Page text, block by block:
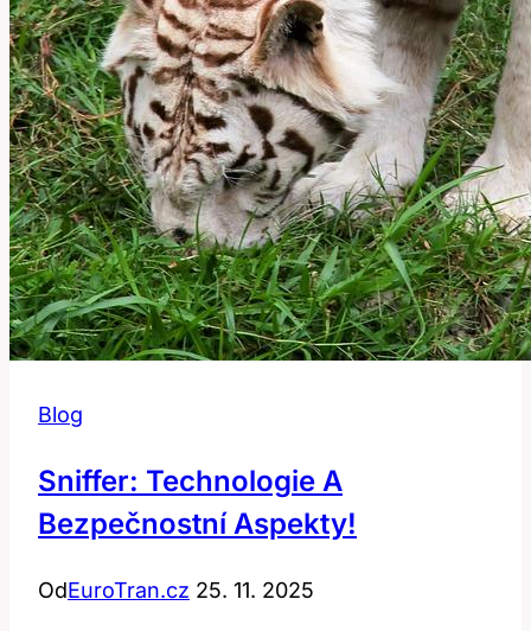
Blog
Sniffer: Technologie A
Bezpečnostní Aspekty!
OdEuroTran.cz 25. 11. 2025